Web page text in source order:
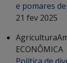
e pomares
21 fev 2025
Agricultura
ECONÔMICA